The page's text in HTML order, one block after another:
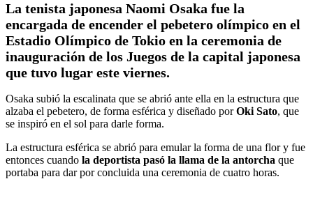
La tenista japonesa Naomi Osaka fue la
encargada de encender el pebetero olímpico en el
Estadio Olímpico de Tokio en la ceremonia de
inauguración de los Juegos de la capital japonesa
que tuvo lugar este viernes.
Osaka subió la escalinata que se abrió ante ella en la estructura que
alzaba el pebetero, de forma esférica y diseñado porOki Sato, que
se inspiró en el sol para darle forma.
La estructura esférica se abrió para emular la forma de una flor y fue
entonces cuando la deportista pasó la llama de la antorcha que
portaba para dar por concluida una ceremonia de cuatro horas.